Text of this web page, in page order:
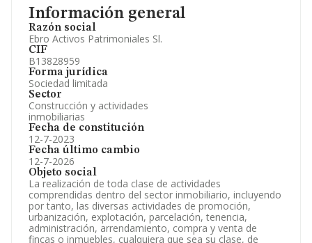
Información general
Razón social
Ebro Activos Patrimoniales Sl.
CIF
B13828959
Forma jurídica
Sociedad limitada
Sector
Construcción y actividades
inmobiliarias
Fecha de constitución
12-7-2023
Fecha último cambio
12-7-2026
Objeto social
La realización de toda clase de actividades
comprendidas dentro del sector inmobiliario, incluyendo
por tanto, las diversas actividades de promoción,
urbanización, explotación, parcelación, tenencia,
administración, arrendamiento, compra y venta de
fincas o inmuebles, cualquiera que sea su clase, de
Información oficial y registral complementaria.